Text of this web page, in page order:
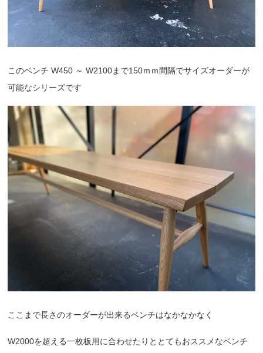
このベンチ W450 ～ W2100まで150ｍｍ間隔でサイズオーダーが
可能なシリーズです
ここまで長さのオーダーが出来るベンチはなかなかなく
W2000を超える一枚板用に合わせたりととてもおススメなベンチ